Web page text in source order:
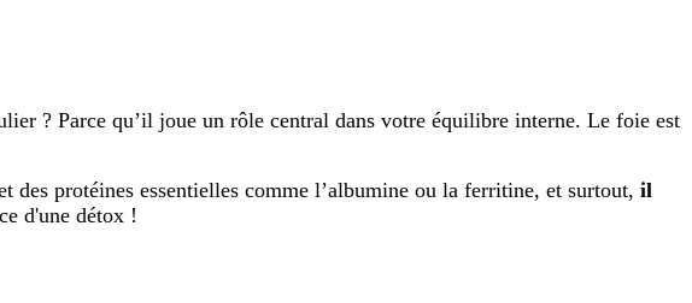
? Parce qu’il joue un rôle central dans votre équilibre interne. Le foie est
protéines essentielles comme l’albumine ou la ferritine, et surtout, il
d'une détox !